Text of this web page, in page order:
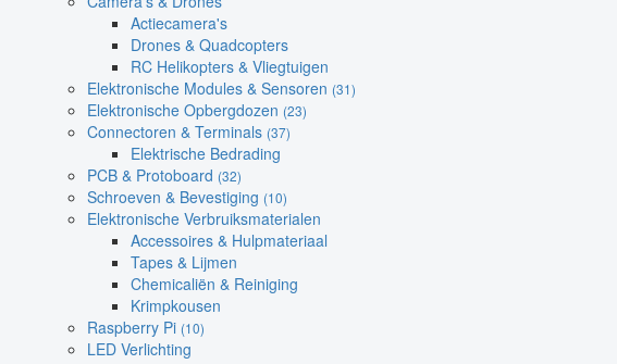
Actiecamera's
Drones & Quadcopters
RC Helikopters & Vliegtuigen
Elektronische Modules & Sensoren (31)
Elektronische Opbergdozen (23)
Connectoren & Terminals (37)
Elektrische Bedrading
PCB & Protoboard (32)
Schroeven & Bevestiging (10)
Elektronische Verbruiksmaterialen
Accessoires & Hulpmateriaal
Tapes & Lijmen
Chemicaliën & Reiniging
Krimpkousen
Raspberry Pi (10)
LED Verlichting